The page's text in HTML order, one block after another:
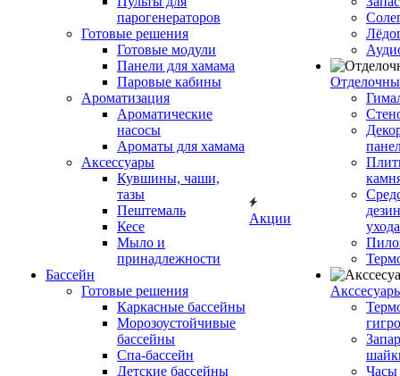
парогенераторов
Готовые решения
Готовые модули
Панели для хамама
Паровые кабины
Ароматизация
Ароматические
насосы
Ароматы для хамама
Аксессуары
Кувшины, чаши,
тазы
Пештемаль
Кесе
Мыло и
принадлежности
Бассейн
Готовые решения
Каркасные бассейны
Морозоустойчивые
бассейны
Спа-бассейн
Детские бассейны
Акции
ухода
Часы